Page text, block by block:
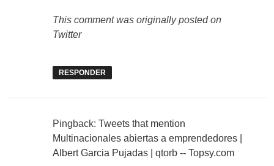
This comment was originally posted on
Twitter
RESPONDER
Pingback:Tweets that mention
Multinacionales abiertas a emprendedores |
Albert Garcia Pujadas | qtorb -- Topsy.com